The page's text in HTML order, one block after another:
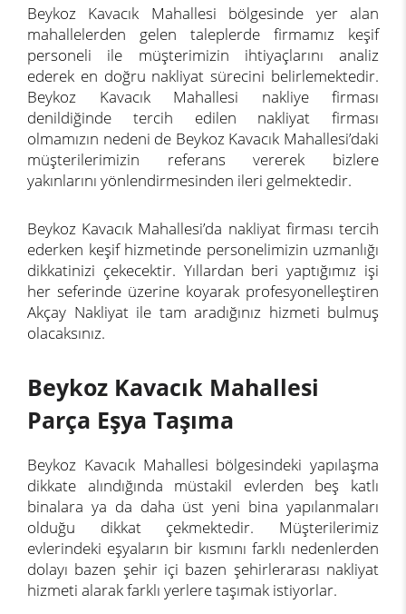
Beykoz Kavacık Mahallesi bölgesinde yer alan
mahallelerden gelen taleplerde firmamız keşif
personeli ile müşterimizin ihtiyaçlarını analiz
ederek en doğru nakliyat sürecini belirlemektedir.
Beykoz Kavacık Mahallesi nakliye firması
denildiğinde tercih edilen nakliyat firması
olmamızın nedeni de Beykoz Kavacık Mahallesi’daki
müşterilerimizin referans vererek bizlere
yakınlarını yönlendirmesinden ileri gelmektedir.
Beykoz Kavacık Mahallesi’da nakliyat firması tercih
ederken keşif hizmetinde personelimizin uzmanlığı
dikkatinizi çekecektir. Yıllardan beri yaptığımız işi
her seferinde üzerine koyarak profesyonelleştiren
Akçay Nakliyat ile tam aradığınız hizmeti bulmuş
olacaksınız.
Beykoz Kavacık Mahallesi
Parça Eşya Taşıma
Beykoz Kavacık Mahallesi bölgesindeki yapılaşma
dikkate alındığında müstakil evlerden beş katlı
binalara ya da daha üst yeni bina yapılanmaları
olduğu dikkat çekmektedir. Müşterilerimiz
evlerindeki eşyaların bir kısmını farklı nedenlerden
dolayı bazen şehir içi bazen şehirlerarası nakliyat
hizmeti alarak farklı yerlere taşımak istiyorlar.